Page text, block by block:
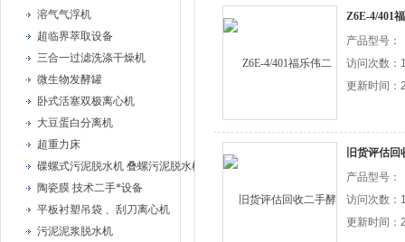
溶气气浮机
超临界萃取设备
三合一过滤洗涤干燥机
微生物发酵罐
卧式活塞双极离心机
大豆蛋白分离机
超重力床
碟螺式污泥脱水机 叠螺污泥脱水机
陶瓷膜 技术二手*设备
平板衬塑吊袋 、刮刀离心机
污泥泥浆脱水机
Z6E-4/401
产品型号：
访问次数：
更新时间：
旧货评估
产品型号：
访问次数：
更新时间：